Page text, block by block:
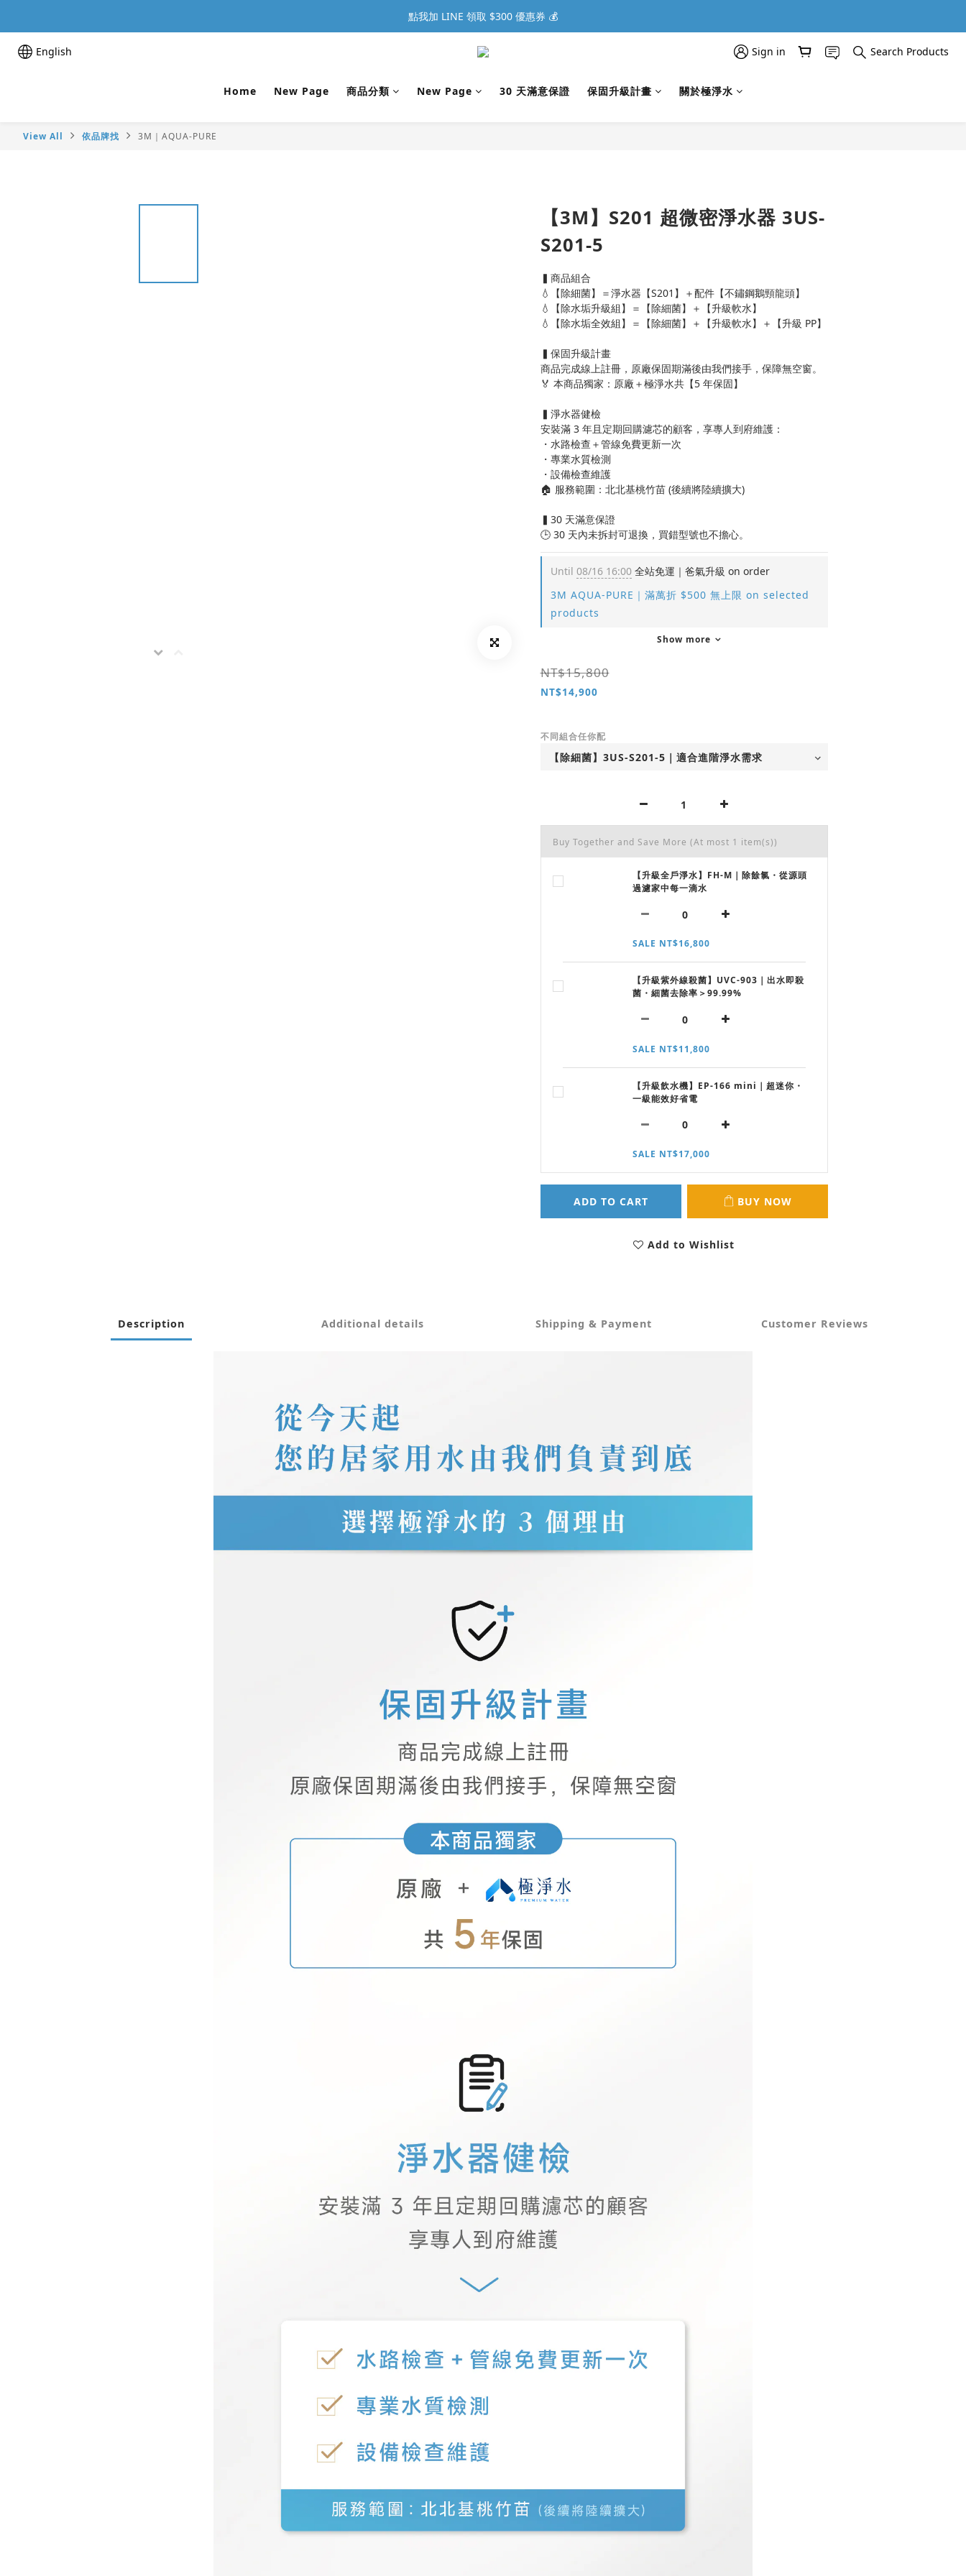
點我加 LINE 領取 $300 優惠券 💰
English Sign in Search Products
Home New Page 商品分類 New Page 30 天滿意保證 保固升級計畫 關於極淨水
View All 依品牌找 3M｜AQUA-PURE
【3M】S201 超微密淨水器 3US-
S201-5
▍商品組合
💧【除細菌】＝淨水器【S201】＋配件【不鏽鋼鵝頸龍頭】
💧【除水垢升級組】＝【除細菌】＋【升級軟水】
💧【除水垢全效組】＝【除細菌】＋【升級軟水】＋【升級 PP】
▍保固升級計畫
商品完成線上註冊，原廠保固期滿後由我們接手，保障無空窗。
🏅 本商品獨家：原廠＋極淨水共【5 年保固】
▍淨水器健檢
安裝滿 3 年且定期回購濾芯的顧客，享專人到府維護：
・水路檢查＋管線免費更新一次
・專業水質檢測
・設備檢查維護
🏠 服務範圍：北北基桃竹苗 (後續將陸續擴大)
▍30 天滿意保證
🕒 30 天內未拆封可退換，買錯型號也不擔心。
Until 08/16 16:00全站免運｜爸氣升級 on order
3M AQUA-PURE｜滿萬折 $500 無上限 on selected
products
Show more
NT$15,800
NT$14,900
不同組合任你配
Buy Together and Save More (At most 1 item(s))
【升級全戶淨水】FH-M｜除餘氯・從源頭
過濾家中每一滴水
SALE NT$16,800
【升級紫外線殺菌】UVC-903｜出水即殺
菌・細菌去除率＞99.99%
SALE NT$11,800
【升級飲水機】EP-166 mini｜超迷你・
一級能效好省電
SALE NT$17,000
ADD TO CART BUY NOW
Add to Wishlist
Description Additional details Shipping & Payment Customer Reviews